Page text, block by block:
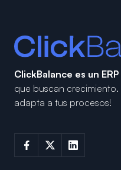
ClickBalance es un ERP
que buscan crecimiento.
adapta a tus procesos!